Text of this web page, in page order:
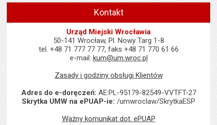
Kontakt
Urząd Miejski Wrocławia
50-141 Wrocław, Pl. Nowy Targ 1-8
tel. +48 71 777 77 77, faks +48 71 770 61 66
e-mail: kum@um.wroc.pl
Zasady i godziny obsługi Klientów
Adres do e-doręczeń: AE:PL-95179-82549-VVTFT-27
Skrytka UMW na ePUAP-ie: /umwroclaw/SkrytkaESP
Ważny komunikat dot. ePUAP